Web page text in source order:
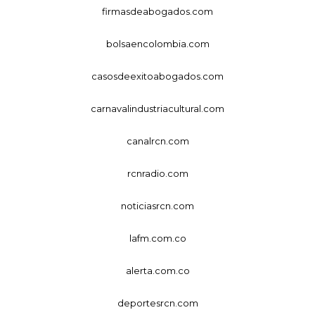
firmasdeabogados.com
bolsaencolombia.com
casosdeexitoabogados.com
carnavalindustriacultural.com
canalrcn.com
rcnradio.com
noticiasrcn.com
lafm.com.co
alerta.com.co
deportesrcn.com